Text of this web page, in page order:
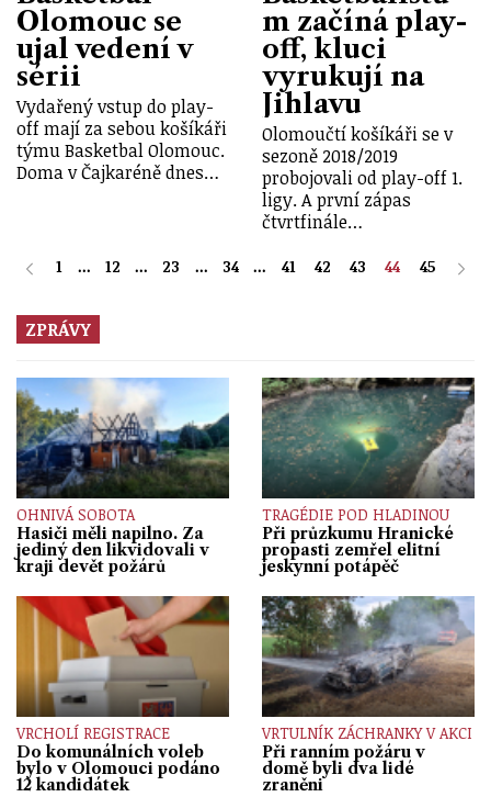
Olomouc se
ujal vedení v
sérii
Vydařený vstup do play-
off mají za sebou košíkáři
týmu Basketbal Olomouc.
Doma v Čajkaréně dnes…
m začíná play-
off, kluci
vyrukují na
Jihlavu
Olomoučtí košíkáři se v
sezoně 2018/2019
probojovali od play-off 1.
ligy. A první zápas
čtvrtfinále…
1 ... 12 ... 23 ... 34 ... 41 42 43 44 45
ZPRÁVY
OHNIVÁ SOBOTA
Hasiči měli napilno. Za
jediný den likvidovali v
kraji devět požárů
TRAGÉDIE POD HLADINOU
Při průzkumu Hranické
propasti zemřel elitní
jeskynní potápěč
VRCHOLÍ REGISTRACE
Do komunálních voleb
bylo v Olomouci podáno
12 kandidátek
VRTULNÍK ZÁCHRANKY V AKCI
Při ranním požáru v
domě byli dva lidé
zraněni